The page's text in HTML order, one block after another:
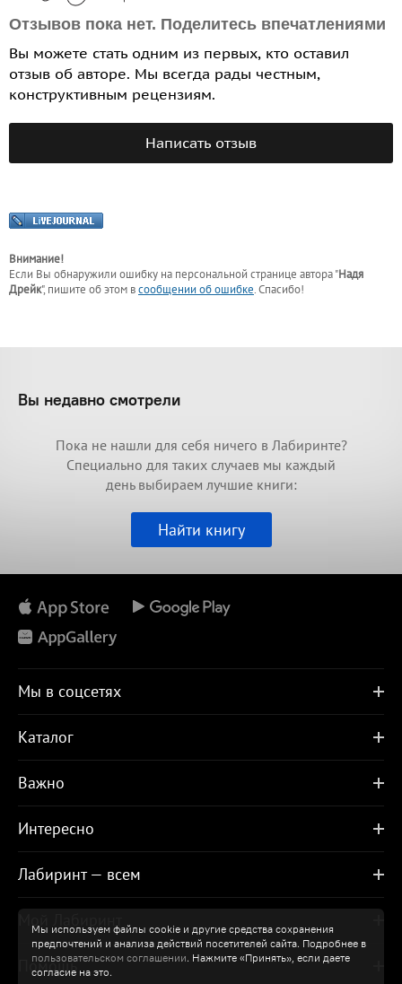
Отзывов пока нет. Поделитесь впечатлениями
Вы можете стать одним из первых, кто оставил
отзыв об авторе. Мы всегда рады честным,
конструктивным рецензиям.
Написать отзыв
Внимание!
Если Вы обнаружили ошибку на персональной странице автора "Надя
Дрейк", пишите об этом всообщении об ошибке. Спасибо!
Мы используем файлы cookie и другие средства сохранения
предпочтений и анализа действий посетителей сайта. Подробнее в
пользовательском соглашении. Нажмите «Принять», если даете
согласие на это.
Вы недавно смотрели
Пока не нашли для себя ничего в Лабиринте?
Специально для таких случаев мы каждый
день выбираем лучшие книги:
Найти книгу
Мы в соцсетях
Каталог
Важно
Интересно
Лабиринт — всем
Помощь